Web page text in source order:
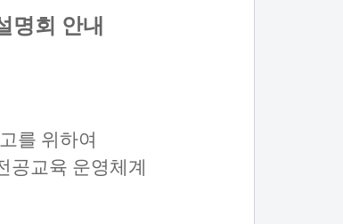
명회 안내
를 위하여
공교육 운영체계